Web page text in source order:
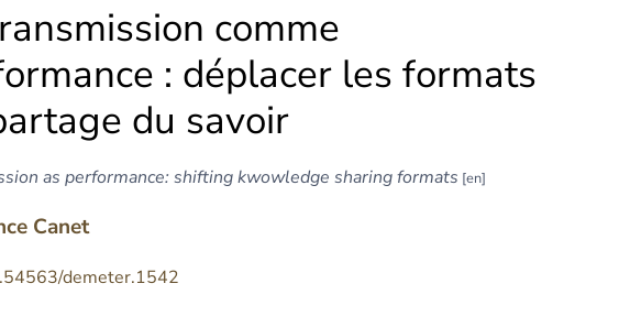
comme
: déplacer les formats
du savoir
as performance: shifting kwowledge sharing formats
Canet
demeter.1542